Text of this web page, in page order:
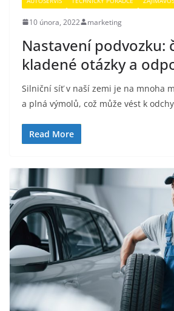
10 února, 2022 marketing
Nastavení podvozku:
kladené otázky a
Silniční síť v naší zemi je na mnoha
a plná výmolů, což může vést k
Read More